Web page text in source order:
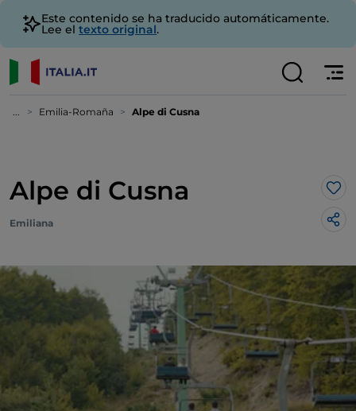
Este contenido se ha traducido automáticamente.
Lee el texto original.
... Emilia-Romaña Alpe di Cusna
Alpe di Cusna Me
Emiliana